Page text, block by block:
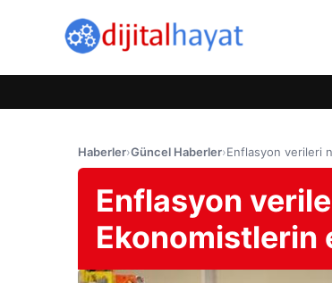
Haberler›Güncel Haberler›Enflasyon verileri
Enflasyon
Ekonomistlerin